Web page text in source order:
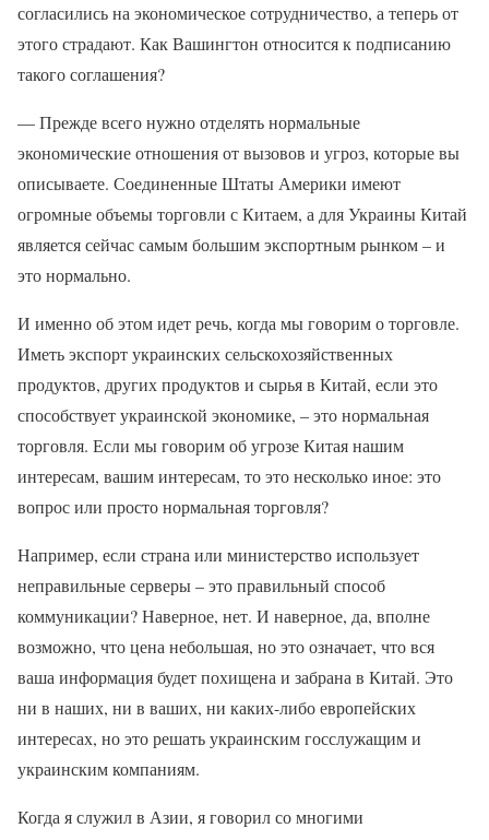
согласились на экономическое сотрудничество, а теперь от
этого страдают. Как Вашингтон относится к подписанию
такого соглашения?
— Прежде всего нужно отделять нормальные
экономические отношения от вызовов и угроз, которые вы
описываете. Соединенные Штаты Америки имеют
огромные объемы торговли с Китаем, а для Украины Китай
является сейчас самым большим экспортным рынком – и
это нормально.
И именно об этом идет речь, когда мы говорим о торговле.
Иметь экспорт украинских сельскохозяйственных
продуктов, других продуктов и сырья в Китай, если это
способствует украинской экономике, – это нормальная
торговля. Если мы говорим об угрозе Китая нашим
интересам, вашим интересам, то это несколько иное: это
вопрос или просто нормальная торговля?
Например, если страна или министерство использует
неправильные серверы – это правильный способ
коммуникации? Наверное, нет. И наверное, да, вполне
возможно, что цена небольшая, но это означает, что вся
ваша информация будет похищена и забрана в Китай. Это
ни в наших, ни в ваших, ни каких-либо европейских
интересах, но это решать украинским госслужащим и
украинским компаниям.
Когда я служил в Азии, я говорил со многими